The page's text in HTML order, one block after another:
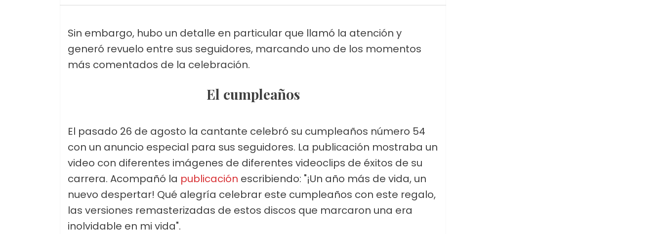
Sin embargo, hubo un detalle en particular que llamó la atención y
generó revuelo entre sus seguidores, marcando uno de los momentos
más comentados de la celebración.
El cumpleaños
El pasado 26 de agosto la cantante celebró su cumpleaños número 54
con un anuncio especial para sus seguidores. La publicación mostraba un
video con diferentes imágenes de diferentes videoclips de éxitos de su
carrera. Acompañó la publicación escribiendo: "¡Un año más de vida, un
nuevo despertar! Qué alegría celebrar este cumpleaños con este regalo,
las versiones remasterizadas de estos discos que marcaron una era
inolvidable en mi vida".